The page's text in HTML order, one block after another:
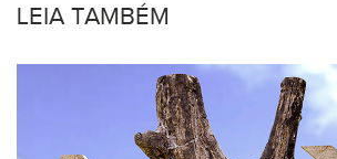
LEIA TAMBÉM